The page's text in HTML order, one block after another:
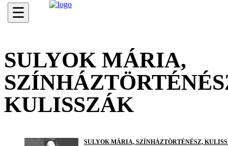
☰
SULYOK MÁRIA,
KULISSZÁK
SULYOK MÁRIA, SZÍNHÁZTÖRTÉNÉSZ,